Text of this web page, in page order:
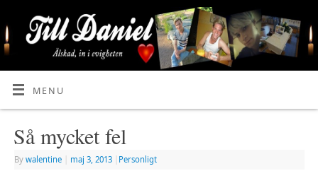
MENU
Så mycket fel
By walentine maj 3, 2013 Personligt